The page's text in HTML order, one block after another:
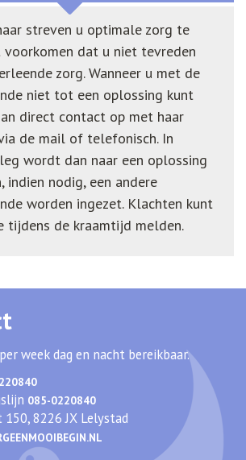
streven u optimale zorg te
voorkomen dat u niet tevreden
zorg. Wanneer u met de
niet tot een oplossing kunt
direct contact op met haar
de mail of telefonisch. In
wordt dan naar een oplossing
indien nodig, een andere
worden ingezet. Klachten kunt
tijdens de kraamtijd melden.
week dag en nacht bereikbaar.
085-0220840
8226 JX Lelystad